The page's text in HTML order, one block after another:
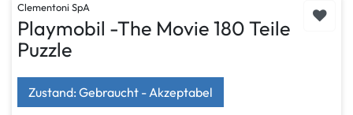
Clementoni SpA
Playmobil -The Movie 180 Teile
Puzzle
Zustand: Gebraucht - Akzeptabel